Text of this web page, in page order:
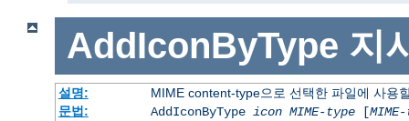
AddIconByType 지
설명:
MIME content-type으로 선택한 파일에 사용
문법:
AddIconByType icon MIME-type[